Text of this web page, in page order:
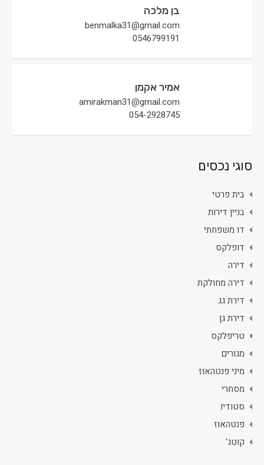
בן מלכה
benmalka31@gmail.com
0546799191
אמיר אקמן
amirakman31@gmail.com
054-2928745
סוגי נכסים
בית פרטי
בניין דירות
דו משפחתי
דופלקס
דירה
דירה מחולקת
דירת גג
דירת גן
טריפלקס
מגורים
מיני פנטהאוז
מסחרי
סטודיו
פנטהאוז
קוטג'